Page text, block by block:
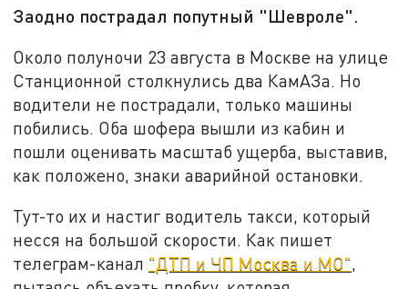
Заодно пострадал попутный "Шевроле".
Около полуночи 23 августа в Москве на улице
Станционной столкнулись два КамАЗа. Но
водители не пострадали, только машины
побились. Оба шофера вышли из кабин и
пошли оценивать масштаб ущерба, выставив,
как положено, знаки аварийной остановки.
Тут-то их и настиг водитель такси, который
несся на большой скорости. Как пишет
телеграм-канал "ДТП и ЧП Москва и МО",